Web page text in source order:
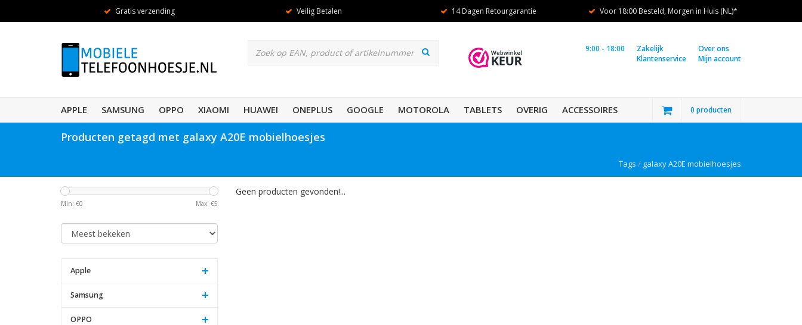
Gratis verzending Veilig Betalen 14 Dagen Retourgarantie Voor 18:00 Besteld, Morgen in Huis (NL)*
Over ons
Mijn account
Zakelijk
Klantenservice
9:00 - 18:00
APPLE SAMSUNG OPPO XIAOMI HUAWEI ONEPLUS GOOGLE MOTOROLA TABLETS OVERIG ACCESSOIRES 0 producten
Producten getagd met galaxy A20E mobielhoesjes
Tags / galaxy A20E mobielhoesjes
Min: €0 Max: €5
Apple
Samsung
OPPO
Geen producten gevonden!...